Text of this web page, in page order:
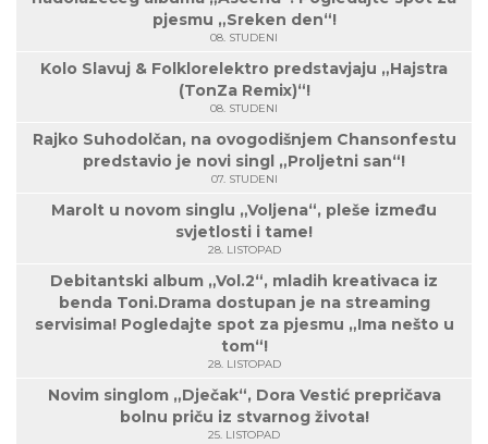
pjesmu „Sreken den“!
08. STUDENI
Kolo Slavuj & Folklorelektro predstavjaju „Hajstra
(TonZa Remix)“!
08. STUDENI
Rajko Suhodolčan, na ovogodišnjem Chansonfestu
predstavio je novi singl „Proljetni san“!
07. STUDENI
Marolt u novom singlu „Voljena“, pleše između
svjetlosti i tame!
28. LISTOPAD
Debitantski album „Vol.2“, mladih kreativaca iz
benda Toni.Drama dostupan je na streaming
servisima! Pogledajte spot za pjesmu „Ima nešto u
tom“!
28. LISTOPAD
Novim singlom „Dječak“, Dora Vestić prepričava
bolnu priču iz stvarnog života!
25. LISTOPAD